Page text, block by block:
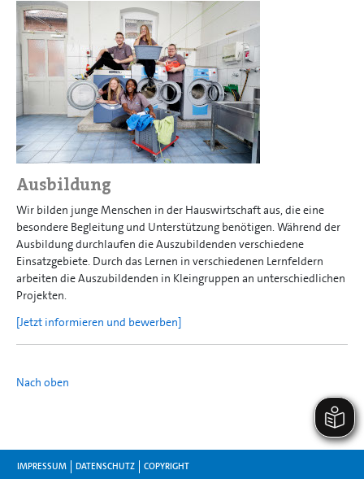
Ausbildung
Wir bilden junge Menschen in der Hauswirtschaft aus, die eine
besondere Begleitung und Unterstützung benötigen. Während der
Ausbildung durchlaufen die Auszubildenden verschiedene
Einsatzgebiete. Durch das Lernen in verschiedenen Lernfeldern
arbeiten die Auszubildenden in Kleingruppen an unterschiedlichen
Projekten.
[Jetzt informieren und bewerben]
Nach oben
IMPRESSUM DATENSCHUTZ COPYRIGHT